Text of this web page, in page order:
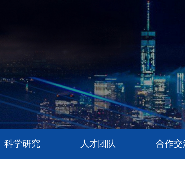
科学研究 人才团队 合作交